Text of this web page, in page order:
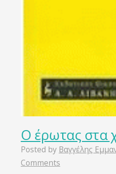
Ο έρωτας στα
Posted by Βαγγέλης
Comments